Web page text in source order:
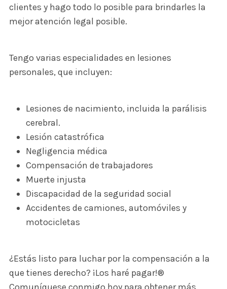
clientes y hago todo lo posible para brindarles la
mejor atención legal posible.
Tengo varias especialidades en lesiones
personales, que incluyen:
Lesiones de nacimiento, incluida la parálisis
cerebral.
Lesión catastrófica
Negligencia médica
Compensación de trabajadores
Muerte injusta
Discapacidad de la seguridad social
Accidentes de camiones, automóviles y
motocicletas
¿Estás listo para luchar por la compensación a la
que tienes derecho? ¡Los haré pagar!®